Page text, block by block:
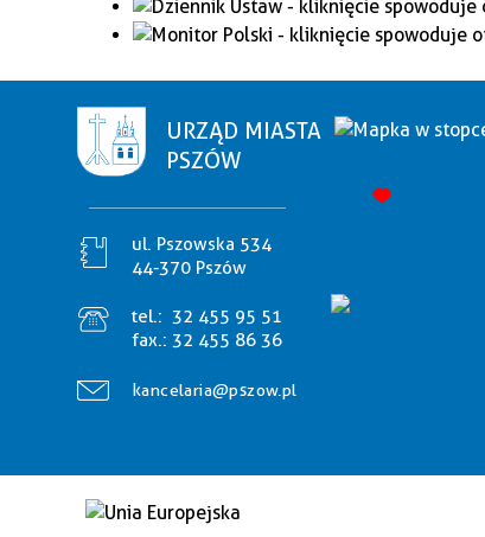
URZĄD MIASTA
PSZÓW
ul. Pszowska 534
44-370 Pszów
tel.: 32 455 95 51
fax.: 32 455 86 36
kancelaria@pszow.pl